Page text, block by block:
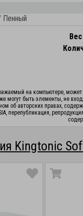
Пенный
на компьютере, может
могут быть элементы, не
об авторских правах,
перепубликация,
Kingtonic